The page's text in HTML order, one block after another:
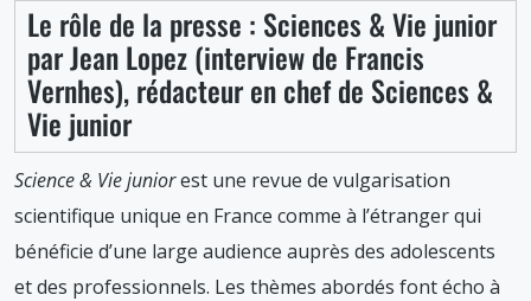
Le rôle de la presse : Sciences & Vie junior
par Jean Lopez (interview de Francis
Vernhes), rédacteur en chef de Sciences &
Vie junior
Science & Vie juniorest une revue de vulgarisation
scientifique unique en France comme à l’étranger qui
bénéficie d’une large audience auprès des adolescents
et des professionnels. Les thèmes abordés font écho à